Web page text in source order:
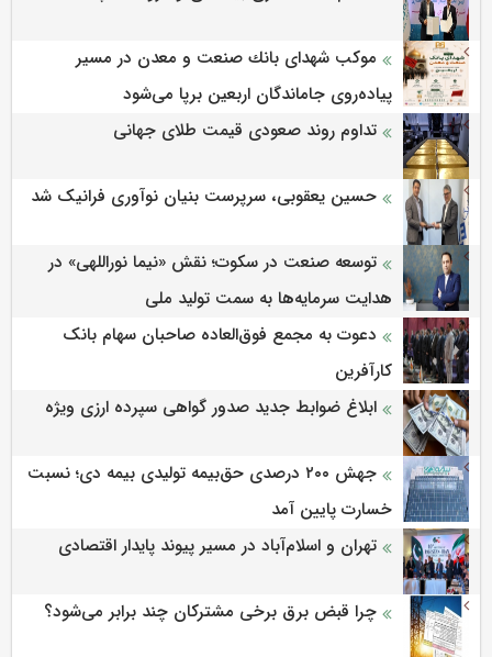
موكب شهدای بانك صنعت و معدن در مسیر
پیاده‌روی جاماندگان اربعین برپا می‌شود
تداوم روند صعودی قیمت طلای جهانی
حسین یعقوبی، سرپرست بنیان نوآوری فرانیک شد
توسعه صنعت در سکوت؛ نقش «نیما نوراللهی» در
هدایت سرمایه‌ها به سمت تولید ملی
دعوت به مجمع فوق‌العاده صاحبان سهام بانک
کارآفرین
ابلاغ ضوابط جدید صدور گواهی سپرده ارزی ویژه
جهش ۲۰۰ درصدی حق‌بیمه تولیدی بیمه دی؛ نسبت
خسارت پایین آمد
تهران و اسلام‌آباد در مسیر پیوند پایدار اقتصادی
چرا قبض برق برخی مشترکان چند برابر می‌شود؟